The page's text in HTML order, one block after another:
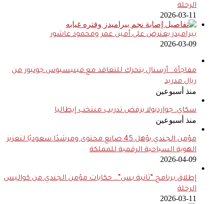
الرحلة
2026-03-11
بيراميدز يعترض على أمين عمر ومحمود عاشور
2026-03-09
مفاجأة.. أرسنال يتحرك للتعاقد مع فينيسيوس جونيور من
ريال مدريد
منذ أسبوعين
سكاي: جوارديولا يرفض تدريب منتخب إيطاليا
منذ أسبوعين
مؤمن الجندي يؤهل 45 صانع محتوى ومرشدًا سعوديًا لتعزيز
الهوية السياحية الرقمية للمملكة
2026-04-09
إطلاق برنامج “ثانية بس”.. حكايات مؤمن الجندي من كواليس
الرحلة
2026-03-11